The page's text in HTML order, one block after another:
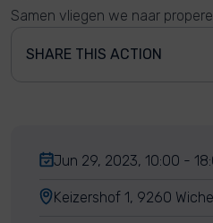
Samen vliegen we naar
SHARE THIS ACTION
Jun 29, 2023, 10:00 -
Keizershof 1, 9260